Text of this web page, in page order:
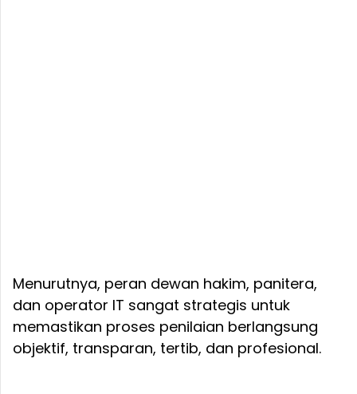
Menurutnya, peran dewan hakim, panitera,
dan operator IT sangat strategis untuk
memastikan proses penilaian berlangsung
objektif, transparan, tertib, dan profesional.